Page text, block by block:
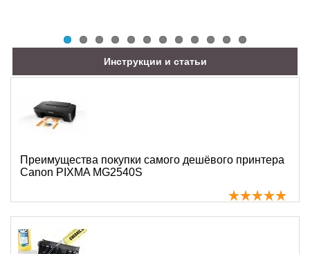
Инструкции и статьи
Преимущества покупки самого дешёвого принтера
Canon PIXMA MG2540S